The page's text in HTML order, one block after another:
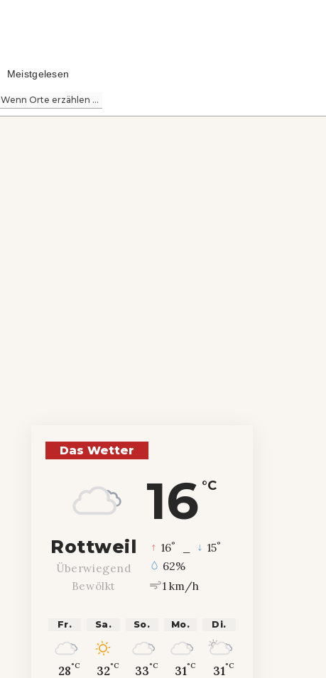
Meistgelesen
Wenn Orte erzählen ...
Das Wetter
16 °C
Rottweil
Überwiegend
Bewölkt
16° 15°
62%
1 km/h
Fr.
28°C
Sa.
32°C
So.
33°C
Mo.
31°C
Di.
31°C